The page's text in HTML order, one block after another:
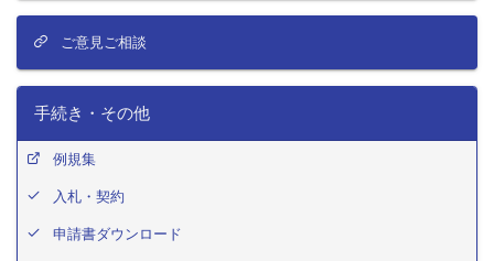
ご意見ご相談
手続き・その他
例規集
入札・契約
申請書ダウンロード